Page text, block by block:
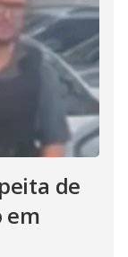
de
em